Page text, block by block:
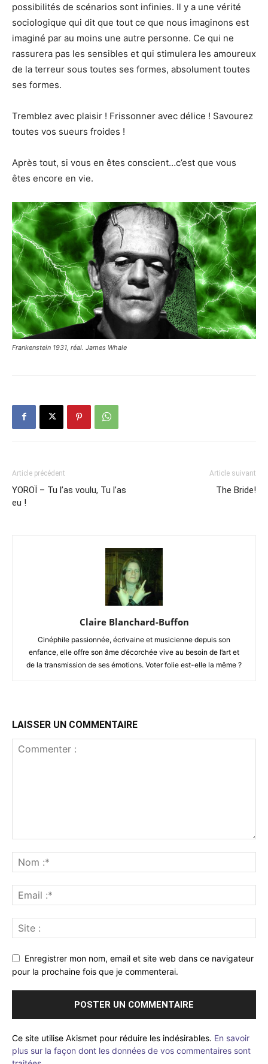
possibilités de scénarios sont infinies. Il y a une vérité
sociologique qui dit que tout ce que nous imaginons est
imaginé par au moins une autre personne. Ce qui ne
rassurera pas les sensibles et qui stimulera les amoureux
de la terreur sous toutes ses formes, absolument toutes
ses formes.
Tremblez avec plaisir ! Frissonner avec délice ! Savourez
toutes vos sueurs froides !
Après tout, si vous en êtes conscient…c’est que vous
êtes encore en vie.
Frankenstein 1931, réal. James Whale
Article précédent
YOROÏ – Tu l’as voulu, Tu l’as
eu !
Article suivant
The Bride!
Claire Blanchard-Buffon
Cinéphile passionnée, écrivaine et musicienne depuis son
enfance, elle offre son âme d’écorchée vive au besoin de l’art et
de la transmission de ses émotions. Voter folie est-elle la même ?
LAISSER UN COMMENTAIRE
Enregistrer mon nom, email et site web dans ce navigateur
pour la prochaine fois que je commenterai.
Ce site utilise Akismet pour réduire les indésirables. En savoir
plus sur la façon dont les données de vos commentaires sont